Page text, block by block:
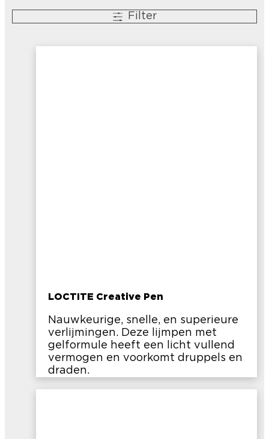
Filter
LOCTITE Creative Pen
Nauwkeurige, snelle, en superieure
verlijmingen. Deze lijmpen met
gelformule heeft een licht vullend
vermogen en voorkomt druppels en
draden.